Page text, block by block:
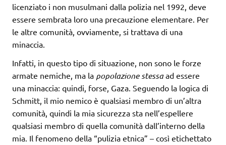
licenziato i non musulmani dalla polizia nel 1992, deve
essere sembrata loro una precauzione elementare. Per
le altre comunità, ovviamente, si trattava di una
minaccia.
Infatti, in questo tipo di situazione, non sono le forze
armate nemiche, ma la popolazione stessaad essere
una minaccia: quindi, forse, Gaza. Seguendo la logica di
Schmitt, il mio nemico è qualsiasi membro di un’altra
comunità, quindi la mia sicurezza sta nell’espellere
qualsiasi membro di quella comunità dall’interno della
mia. Il fenomeno della “pulizia etnica” – così etichettato